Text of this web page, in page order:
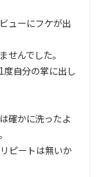
ューにフケが出
せんでした。
度自分の掌に出し
確かに洗ったよ
ピートは無いか